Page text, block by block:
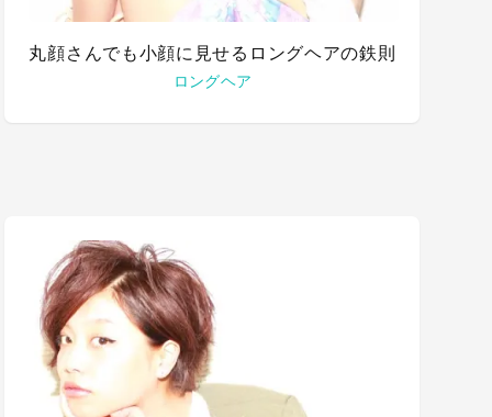
丸顔さんでも小顔に見せるロングヘアの鉄則
ロングヘア